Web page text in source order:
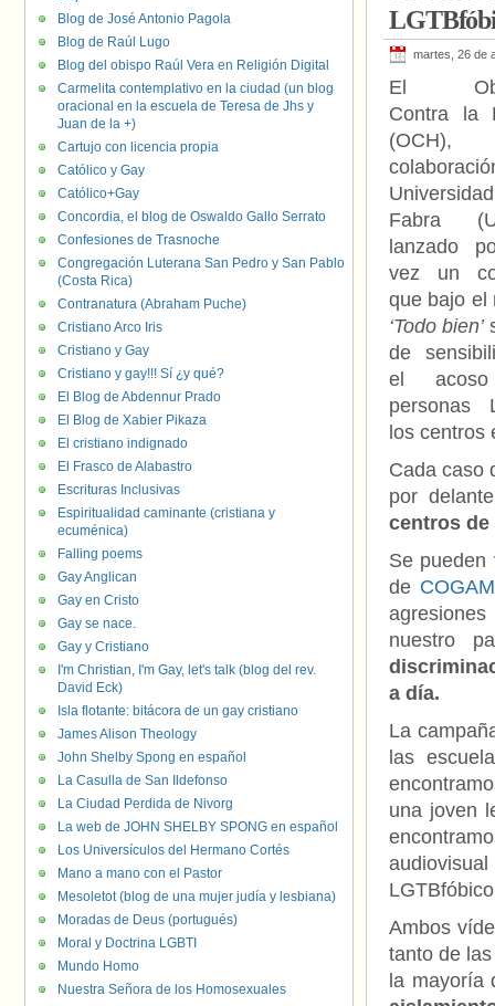
martes, 26 de
El
Contra la
Fabra
lanzado
vez un
que bajo el
‘Todo bien’
de
el
personas
los centros
Cada caso
por
centros
Se pueden
de COGAM
nuestro
a día.
La
las
una joven
Ambos
tanto de
la
Blog de José Antonio Pagola
Blog de Raúl Lugo
Blog del obispo Raúl Vera en Religión Digital
Carmelita contemplativo en la ciudad (un blog
oracional en la escuela de Teresa de Jhs y
Juan de la +)
Cartujo con licencia propia
Católico y Gay
Católico+Gay
Concordia, el blog de Oswaldo Gallo Serrato
Confesiones de Trasnoche
Congregación Luterana San Pedro y San Pablo
(Costa Rica)
Contranatura (Abraham Puche)
Cristiano Arco Iris
Cristiano y Gay
Cristiano y gay!!! Sí ¿y qué?
El Blog de Abdennur Prado
El Blog de Xabier Pikaza
El cristiano indignado
El Frasco de Alabastro
Escrituras Inclusivas
Espiritualidad caminante (cristiana y
ecuménica)
Falling poems
Gay Anglican
Gay en Cristo
Gay se nace.
Gay y Cristiano
I'm Christian, I'm Gay, let's talk (blog del rev.
David Eck)
Isla flotante: bitácora de un gay cristiano
James Alison Theology
John Shelby Spong en español
La Casulla de San Ildefonso
La Ciudad Perdida de Nivorg
La web de JOHN SHELBY SPONG en español
Los Universículos del Hermano Cortés
Mano a mano con el Pastor
Mesoletot (blog de una mujer judía y lesbiana)
Moradas de Deus (portugués)
Moral y Doctrina LGBTI
Mundo Homo
Nuestra Señora de los Homosexuales